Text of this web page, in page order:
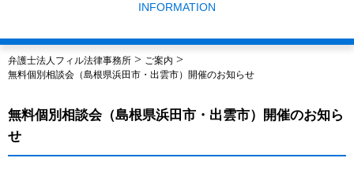
INFORMATION
弁護士法人フィル法律事務所 > ご案内 >
無料個別相談会（島根県浜田市・出雲市）開催のお知らせ
無料個別相談会（島根県浜田市・出雲市）開催のお知ら
せ